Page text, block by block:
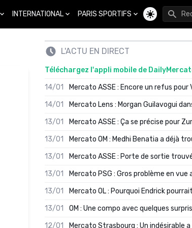
INTERNATIONAL PARIS SPORTIFS
Changer de
L'ACTU EN DIRECT
Téléchargez l'appli mobile de
14/01
Mercato ASSE : Encore un refus pour
14/01
Mercato Lens : Morgan Guilavogui
13/01
Mercato ASSE : Ça se précise pour
13/01
Mercato OM : Medhi Benatia a déjà
13/01
Mercato ASSE : Porte de sortie
13/01
Mercato PSG : Gros problème en vue
13/01
Mercato OL : Pourquoi Endrick
13/01
OM : Une compo avec quelques
12/01
Mercato Strasbourg : Un indésirable a